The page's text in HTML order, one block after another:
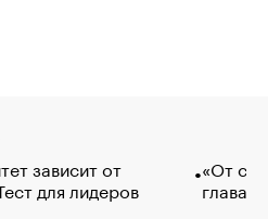
зависит от
для лидеров
«От
глава